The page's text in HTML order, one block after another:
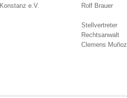
Konstanz e.V.
Rolf Brauer
Stellvertreter
Rechtsanwalt
Clemens Muñoz